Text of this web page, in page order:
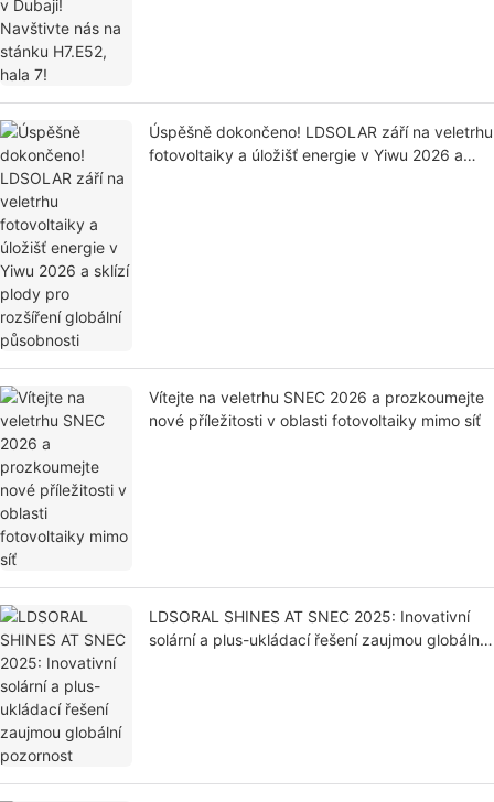
Úspěšně dokončeno! LDSOLAR září na veletrhu
fotovoltaiky a úložišť energie v Yiwu 2026 a
Vítejte na veletrhu SNEC 2026 a prozkoumejte
nové příležitosti v oblasti fotovoltaiky mimo síť
LDSORAL SHINES AT SNEC 2025: Inovativní
solární a plus-ukládací řešení zaujmou globální